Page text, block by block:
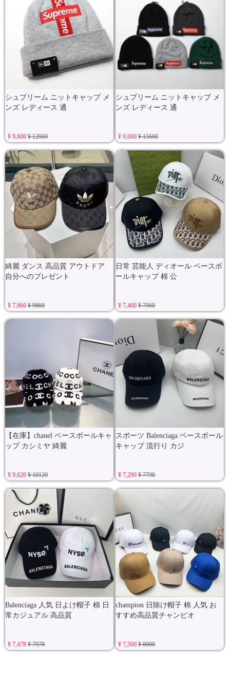
シュプリーム ニットキャップ メ
ンズ レディース 通
¥ 9,600¥ 12000
シュプリーム ニットキャップ メ
ンズ レディース 通
¥ 9,600¥ 15600
綺麗 ダンス 高品質 アウトドア
自分へのプレゼント
¥ 7,860¥ 9860
日常 芸能人 ディオール ベースボ
ールキャップ 棉 公
¥ 7,460¥ 7960
【在庫】chanel ベースボールキャ
ップ カシミヤ 綺麗
¥ 9,620¥ 10120
スポーツ Balenciaga ベースボール
キャップ 流行り カジ
¥ 7,290¥ 7790
Balenciaga 人気 日よけ帽子 棉 日
常カジュアル 高品質
¥ 7,478¥ 7978
champion 日除け帽子 棉 人気 お
すすめ高品質チャンピオ
¥ 7,500¥ 8000